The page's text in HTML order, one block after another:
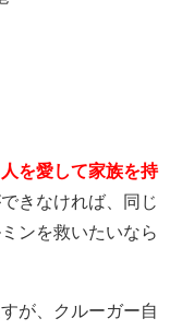
人を愛して家族を持
きなければ、同じ
ンを救いたいなら
が、クルーガー自